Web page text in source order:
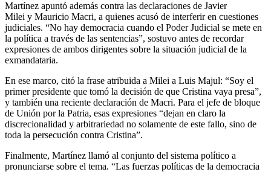
Martínez apuntó además contra las declaraciones de Javier
Milei y Mauricio Macri, a quienes acusó de interferir en cuestiones
judiciales. “No hay democracia cuando el Poder Judicial se mete en
la política a través de las sentencias”, sostuvo antes de recordar
expresiones de ambos dirigentes sobre la situación judicial de la
exmandataria.
En ese marco, citó la frase atribuida a Milei a Luis Majul: “Soy el
primer presidente que tomó la decisión de que Cristina vaya presa”,
y también una reciente declaración de Macri. Para el jefe de bloque
de Unión por la Patria, esas expresiones “dejan en claro la
discrecionalidad y arbitrariedad no solamente de este fallo, sino de
toda la persecución contra Cristina”.
Finalmente, Martínez llamó al conjunto del sistema político a
pronunciarse sobre el tema. “Las fuerzas políticas de la democracia